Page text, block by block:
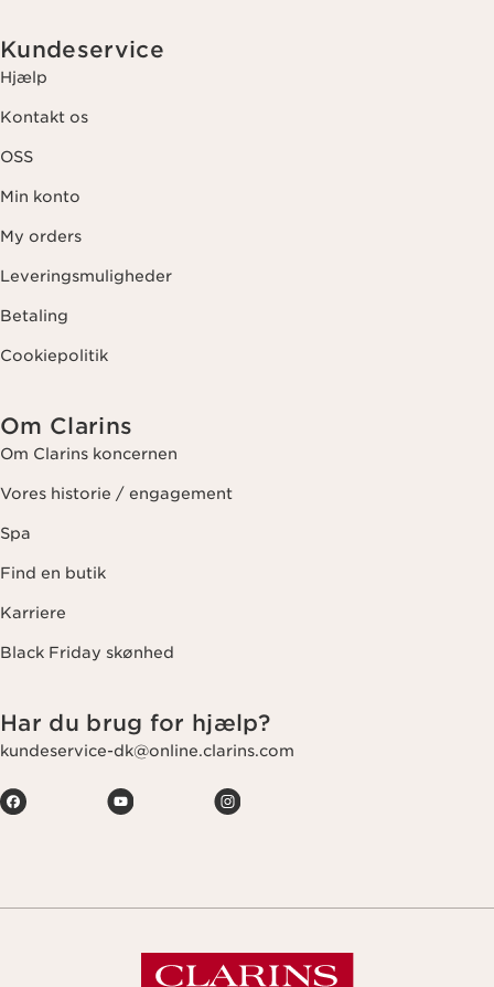
Kundeservice
Hjælp
Kontakt os
OSS
Min konto
My orders
Leveringsmuligheder
Betaling
Cookiepolitik
Om Clarins
Om Clarins koncernen
Vores historie / engagement
Spa
Find en butik
Karriere
Black Friday skønhed
Har du brug for hjælp?
kundeservice-dk@online.clarins.com